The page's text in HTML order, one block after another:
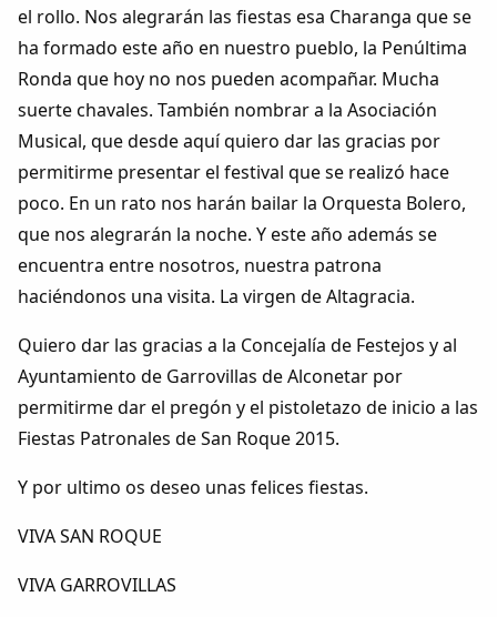
el rollo. Nos alegrarán las fiestas esa Charanga que se
ha formado este año en nuestro pueblo, la Penúltima
Ronda que hoy no nos pueden acompañar. Mucha
suerte chavales. También nombrar a la Asociación
Musical, que desde aquí quiero dar las gracias por
permitirme presentar el festival que se realizó hace
poco. En un rato nos harán bailar la Orquesta Bolero,
que nos alegrarán la noche. Y este año además se
encuentra entre nosotros, nuestra patrona
haciéndonos una visita. La virgen de Altagracia.
Quiero dar las gracias a la Concejalía de Festejos y al
Ayuntamiento de Garrovillas de Alconetar por
permitirme dar el pregón y el pistoletazo de inicio a las
Fiestas Patronales de San Roque 2015.
Y por ultimo os deseo unas felices fiestas.
VIVA SAN ROQUE
VIVA GARROVILLAS